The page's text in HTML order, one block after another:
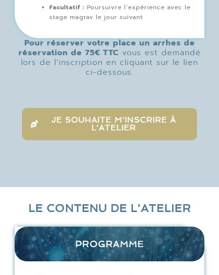
Facultatif : Poursuivre l’expérience avec le
stage magrav le jour suivant
Pour réserver votre place un arrhes de
réservation de 75€ TTC vous est demandé
lors de l’inscription en cliquant sur le lien
ci-dessous.
JE SOUHAITE M'INSCRIRE À
L'ATELIER
LE CONTENU DE L'ATELIER
PROGRAMME